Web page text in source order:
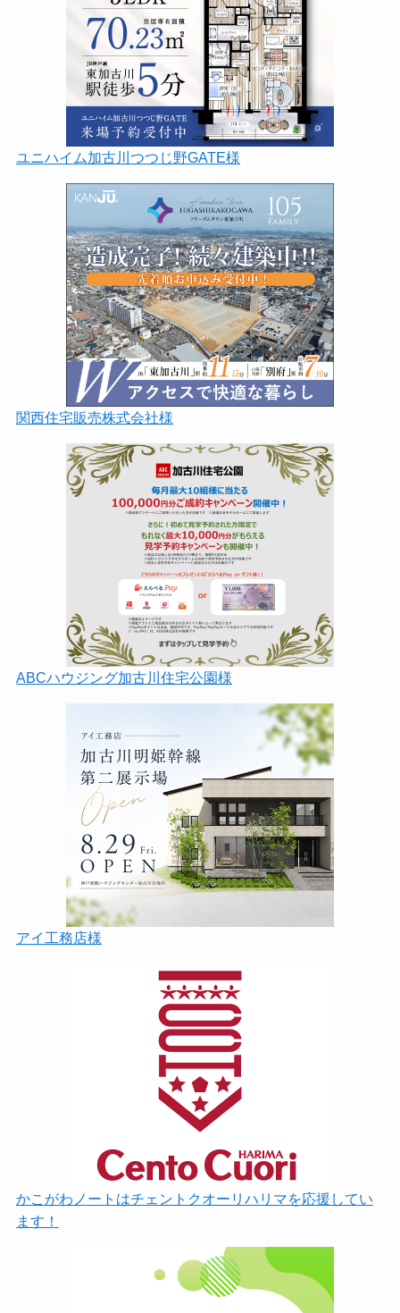
ユニハイム加古川つつじ野GATE様
関西住宅販売株式会社様
ABCハウジング加古川住宅公園様
アイ工務店様
かこがわノートはチェントクオーリハリマを応援してい
ます！